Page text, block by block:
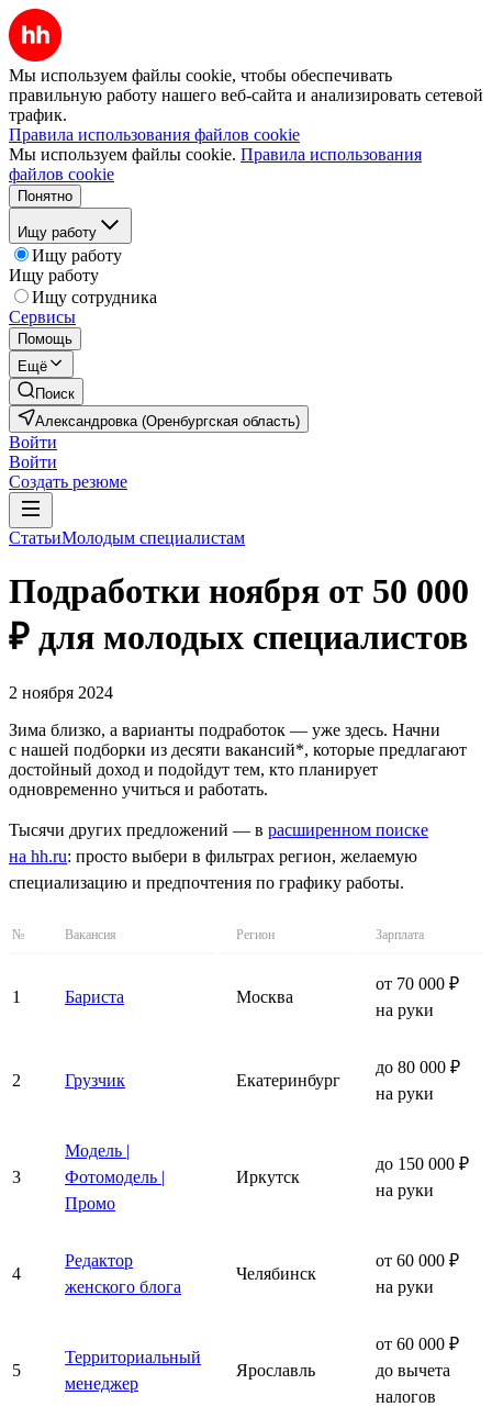
Мы используем файлы cookie, чтобы обеспечивать
правильную работу нашего веб-сайта и анализировать сетевой
трафик.
Правила использования файлов cookie
Мы используем файлы cookie. Правила использования
файлов cookie
Понятно
Ищу работу
Ищу работу
Ищу работу
Ищу сотрудника
Сервисы
Помощь
Ещё
Поиск
Александровка (Оренбургская область)
Войти
Войти
Создать резюме
СтатьиМолодым специалистам
Подработки ноября от 50 000
₽ для молодых специалистов
2 ноября 2024
Зима близко, а варианты подработок — уже здесь. Начни
с нашей подборки из десяти вакансий*, которые предлагают
достойный доход и подойдут тем, кто планирует
одновременно учиться и работать.
Тысячи других предложений — в расширенном поиске
на hh.ru: просто выбери в фильтрах регион, желаемую
специализацию и предпочтения по графику работы.
№ Вакансия Регион Зарплата
1 Бариста Москва
от 70 000 ₽
на руки
2 Грузчик Екатеринбург
до 80 000 ₽
на руки
3
Модель |
Фотомодель |
Промо
Иркутск
до 150 000 ₽
на руки
4
Редактор
женского блога
Челябинск
от 60 000 ₽
на руки
5
Территориальный
менеджер
Ярославль
от 60 000 ₽
до вычета
налогов